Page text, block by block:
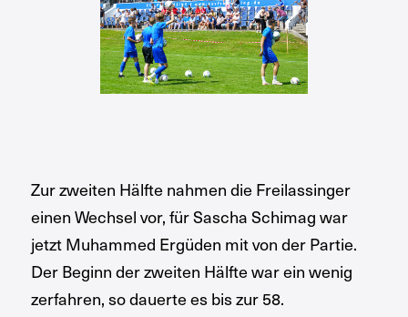
Zur zweiten Hälfte nahmen die Freilassinger
einen Wechsel vor, für Sascha Schimag war
jetzt Muhammed Ergüden mit von der Partie.
Der Beginn der zweiten Hälfte war ein wenig
zerfahren, so dauerte es bis zur 58.